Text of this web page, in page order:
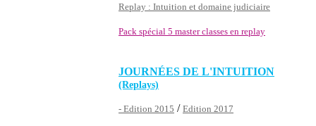
Replay : Intuition et domaine judiciaire
Pack spécial 5 master classes en replay
JOURNÉES DE L'INTUITION
(Replays)
- Edition 2015 / Edition 2017